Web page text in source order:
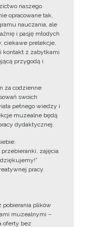
naszego
opracowane tak,
nauczania, ale
i pasję młodych
ciekawe prelekcje,
kontakt z zabytkami
przygodą i
za codzienne
swoich
pełnego wiedzy i
muzealne będą
dydaktycznej.
zajęcia
pracy.
pobierania plików
muzealnymi –
oferty bez